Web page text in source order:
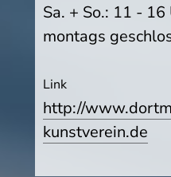
Sa. + So.: 11 - 16
montags
Link
http://
kunstverein.de